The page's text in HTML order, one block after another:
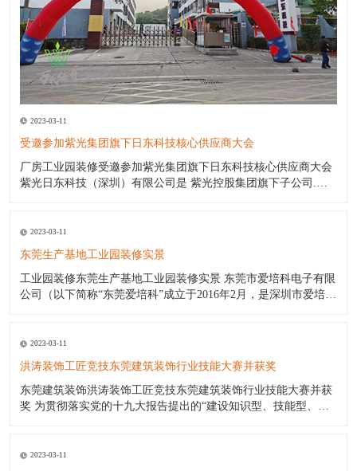
2023-03-11
受邀参加紫光集团旗下日东科技核心供应商大会
厂房工业园装修受邀参加紫光集团旗下日东科技核心供应商大会
紫光日东科技（深圳）有限公司是 紫光控股集团旗下子公司.日
锡机（价格优惠);日东公司波峰焊日东回流焊;日东印刷机;三星贴
片机
2023-03-11
东莞生产基地工业园装修实景
工业园装修东莞生产基地工业园装修实景 东莞市爱培科电子有限
公司（以下简称“东莞爱培科”成立于2016年2月，是深圳市爱培科
产品：GPS车载导航通讯设备产品的制造。 作为一家年轻新兴的
企
2023-03-11
洪涛装饰工匠竞技东莞建筑装饰行业技能大赛并获奖
东莞建筑装饰洪涛装饰工匠竞技东莞建筑装饰行业技能大赛并获
奖 为贯彻落实党的十九大报告提出的“建设知识型、技能型、创
精神，弘扬东莞建筑装饰文化；为东莞市建筑装饰行业广大“工
2023-03-11